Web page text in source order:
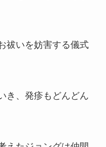
祓いを妨害する儀式
き、発疹もどんどん